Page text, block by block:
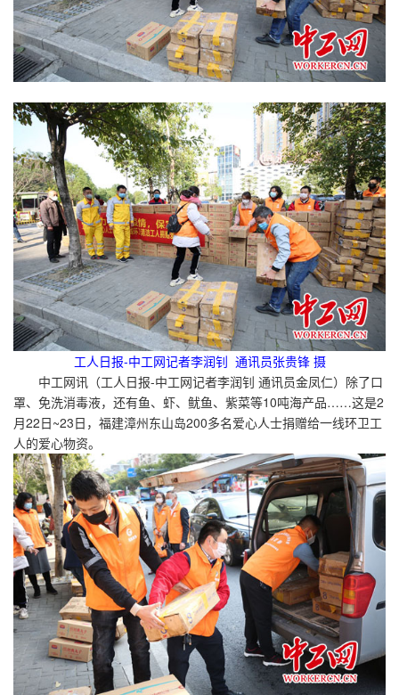
工人日报-中工网记者李润钊 通讯员张贵锋 摄
中工网讯（工人日报-中工网记者李润钊 通讯员金凤仁）除了口
罩、免洗消毒液，还有鱼、虾、鱿鱼、紫菜等10吨海产品……这是2
月22日~23日，福建漳州东山岛200多名爱心人士捐赠给一线环卫工
人的爱心物资。